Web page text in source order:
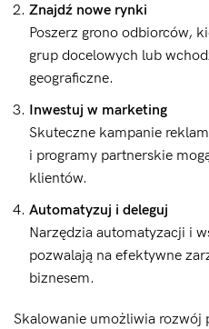
Znajdź nowe rynki
Poszerz grono odbiorców,
grup docelowych lub
geograficzne.
Inwestuj w marketing
Skuteczne kampanie
i programy partnerskie
klientów.
Automatyzuj i deleguj
Narzędzia automatyzacji i
pozwalają na efektywne
biznesem.
Skalowanie umożliwia